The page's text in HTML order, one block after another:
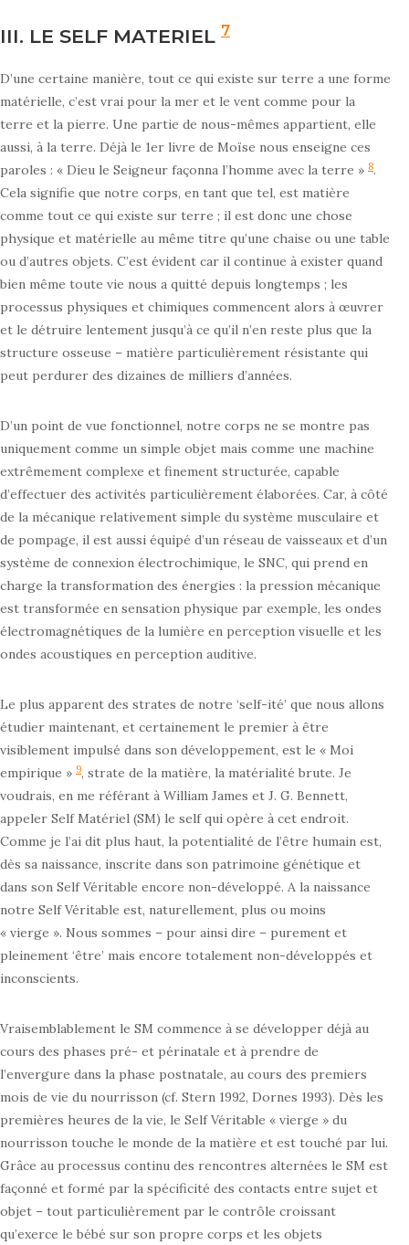
III. LE SELF MATERIEL 7
D’une certaine manière, tout ce qui existe sur terre a une forme
matérielle, c’est vrai pour la mer et le vent comme pour la
terre et la pierre. Une partie de nous-mêmes appartient, elle
aussi, à la terre. Déjà le 1er livre de Moïse nous enseigne ces
paroles : « Dieu le Seigneur façonna l’homme avec la terre » 8.
Cela signifie que notre corps, en tant que tel, est matière
comme tout ce qui existe sur terre ; il est donc une chose
physique et matérielle au même titre qu’une chaise ou une table
ou d’autres objets. C’est évident car il continue à exister quand
bien même toute vie nous a quitté depuis longtemps ; les
processus physiques et chimiques commencent alors à œuvrer
et le détruire lentement jusqu’à ce qu’il n’en reste plus que la
structure osseuse – matière particulièrement résistante qui
peut perdurer des dizaines de milliers d’années.
D’un point de vue fonctionnel, notre corps ne se montre pas
uniquement comme un simple objet mais comme une machine
extrêmement complexe et finement structurée, capable
d’effectuer des activités particulièrement élaborées. Car, à côté
de la mécanique relativement simple du système musculaire et
de pompage, il est aussi équipé d’un réseau de vaisseaux et d’un
système de connexion électrochimique, le SNC, qui prend en
charge la transformation des énergies : la pression mécanique
est transformée en sensation physique par exemple, les ondes
électromagnétiques de la lumière en perception visuelle et les
ondes acoustiques en perception auditive.
Le plus apparent des strates de notre ‘self-ité’ que nous allons
étudier maintenant, et certainement le premier à être
visiblement impulsé dans son développement, est le « Moi
empirique » 9, strate de la matière, la matérialité brute. Je
voudrais, en me référant à William James et J. G. Bennett,
appeler Self Matériel (SM) le self qui opère à cet endroit.
Comme je l’ai dit plus haut, la potentialité de l’être humain est,
dès sa naissance, inscrite dans son patrimoine génétique et
dans son Self Véritable encore non-développé. A la naissance
notre Self Véritable est, naturellement, plus ou moins
« vierge ». Nous sommes – pour ainsi dire – purement et
pleinement ‘être’ mais encore totalement non-développés et
inconscients.
Vraisemblablement le SM commence à se développer déjà au
cours des phases pré- et périnatale et à prendre de
l’envergure dans la phase postnatale, au cours des premiers
mois de vie du nourrisson (cf. Stern 1992, Dornes 1993). Dès les
premières heures de la vie, le Self Véritable « vierge » du
nourrisson touche le monde de la matière et est touché par lui.
Grâce au processus continu des rencontres alternées le SM est
façonné et formé par la spécificité des contacts entre sujet et
objet – tout particulièrement par le contrôle croissant
qu’exerce le bébé sur son propre corps et les objets